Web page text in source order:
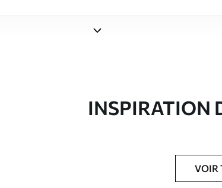
Studio de design Uwalls
Imprimé sur commande et livré en rouleaux jusqu’à
INSPIRATION
VOIR